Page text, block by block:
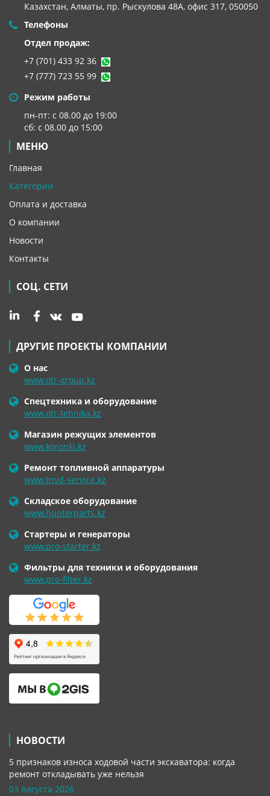
Казахстан, Алматы, пр. Рыскулова 48А, офис 317, 050050
Телефоны
Отдел продаж:
+7 (701) 433 92 36
+7 (777) 723 55 99
Режим работы
пн-пт: с 08.00 до 19:00
сб: с 08.00 до 15:00
МЕНЮ
Главная
Категории
Оплата и доставка
О компании
Новости
Контакты
СОЦ. СЕТИ
ДРУГИЕ ПРОЕКТЫ КОМПАНИИ
О нас
www.otr-group.kz
Спецтехника и оборудование
www.otr-tehnika.kz
Магазин режущих элементов
www.koronki.kz
Ремонт топливной аппаратуры
www.tnvd-service.kz
Складское оборудование
www.hunterparts.kz
Стартеры и генераторы
www.pro-starter.kz
Фильтры для техники и оборудования
www.pro-filter.kz
НОВОСТИ
5 признаков износа ходовой части экскаватора: когда
ремонт откладывать уже нельзя
03 Августа 2026